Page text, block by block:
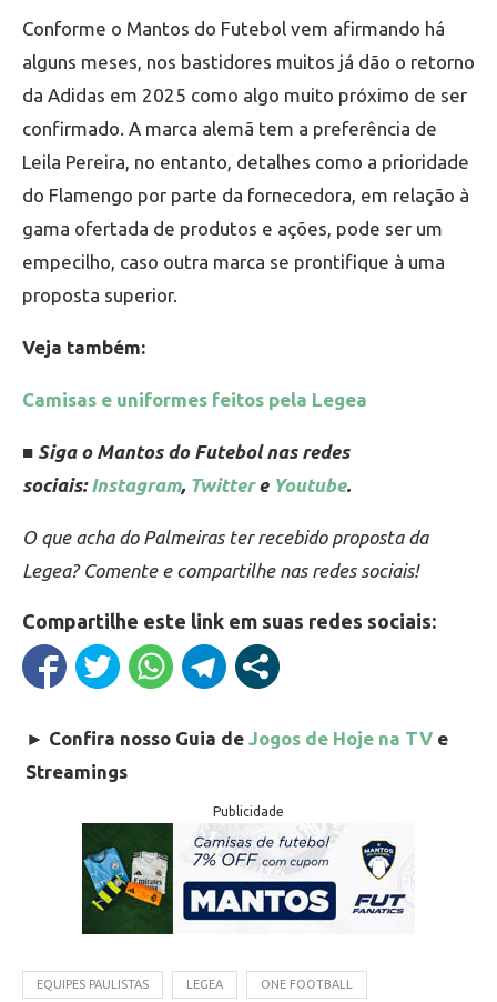
Conforme o Mantos do Futebol vem afirmando há
alguns meses, nos bastidores muitos já dão o retorno
da Adidas em 2025 como algo muito próximo de ser
confirmado. A marca alemã tem a preferência de
Leila Pereira, no entanto, detalhes como a prioridade
do Flamengo por parte da fornecedora, em relação à
gama ofertada de produtos e ações, pode ser um
empecilho, caso outra marca se prontifique à uma
proposta superior.
Veja também:
Camisas e uniformes feitos pela Legea
■ Siga o Mantos do Futebol nas redes
sociais: Instagram, Twittere Youtube.
O que acha do Palmeiras ter recebido proposta da
Legea? Comente e compartilhe nas redes sociais!
Compartilhe este link em suas redes sociais:
► Confira nosso Guia de Jogos de Hoje na TV e
Streamings
Publicidade
EQUIPES PAULISTAS LEGEA ONE FOOTBALL